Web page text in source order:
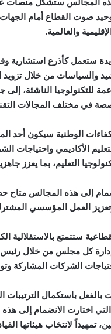
صوت القطاع أمام الجهات
والعالمية.
ستعمل كأذرع استشارية
والسياسات من خلال تزويد
للتكنولوجيا الناشئة،
في مختلف المجالات
الوطنية سيكون أحد
الأكاديمي واحتياجات
التعليم، بما يعزز
إلى هذه المجالس متاح
العمل المؤسسي
ستتمتع بالاستقلالية
إدارة كل مجلس من خلال
الشركات المشاركة
باستكمال الترتيبات
اختارت الانضمام إلى
تمهيداً لانتخاب هيئاتها